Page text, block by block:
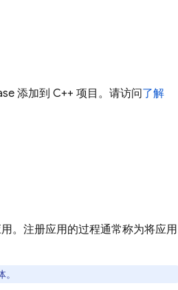
添加到 C++ 项目。请访问了解
。注册应用的过程通常称为将应用